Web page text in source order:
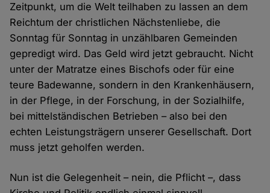
Zeitpunkt, um die Welt teilhaben zu lassen an dem
Reichtum der christlichen Nächstenliebe, die
Sonntag für Sonntag in unzählbaren Gemeinden
gepredigt wird. Das Geld wird jetzt gebraucht. Nicht
unter der Matratze eines Bischofs oder für eine
teure Badewanne, sondern in den Krankenhäusern,
in der Pflege, in der Forschung, in der Sozialhilfe,
bei mittelständischen Betrieben – also bei den
echten Leistungsträgern unserer Gesellschaft. Dort
muss jetzt geholfen werden.
Nun ist die Gelegenheit – nein, die Pflicht –, dass